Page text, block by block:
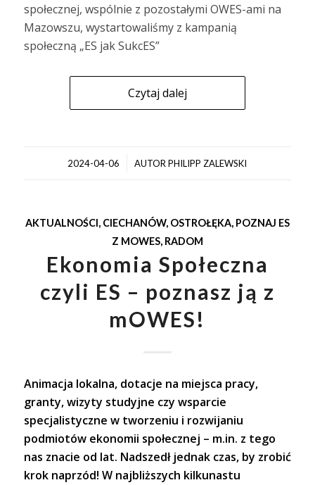
społecznej, wspólnie z pozostałymi OWES-ami na
Mazowszu, wystartowaliśmy z kampanią
społeczną „ES jak SukcES”
Czytaj dalej
2024-04-06
/ AUTORPHILIPP ZALEWSKI
AKTUALNOŚCI, CIECHANÓW, OSTROŁĘKA, POZNAJ ES
Z MOWES, RADOM
Ekonomia Społeczna
czyli ES – poznasz ją z
mOWES!
Animacja lokalna, dotacje na miejsca pracy,
granty, wizyty studyjne czy wsparcie
specjalistyczne w tworzeniu i rozwijaniu
podmiotów ekonomii społecznej – m.in. z tego
nas znacie od lat. Nadszedł jednak czas, by zrobić
krok naprzód! W najbliższych kilkunastu